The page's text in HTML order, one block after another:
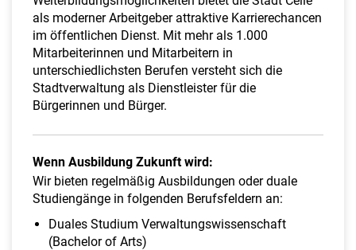
als moderner Arbeitgeber attraktive Karrierechancen
im öffentlichen Dienst. Mit mehr als 1.000
Mitarbeiterinnen und Mitarbeitern in
unterschiedlichsten Berufen versteht sich die
Stadtverwaltung als Dienstleister für die
Bürgerinnen und Bürger.
Wenn Ausbildung Zukunft wird:
Wir bieten regelmäßig Ausbildungen oder duale
Studiengänge in folgenden Berufsfeldern an:
Duales Studium Verwaltungswissenschaft
(Bachelor of Arts)